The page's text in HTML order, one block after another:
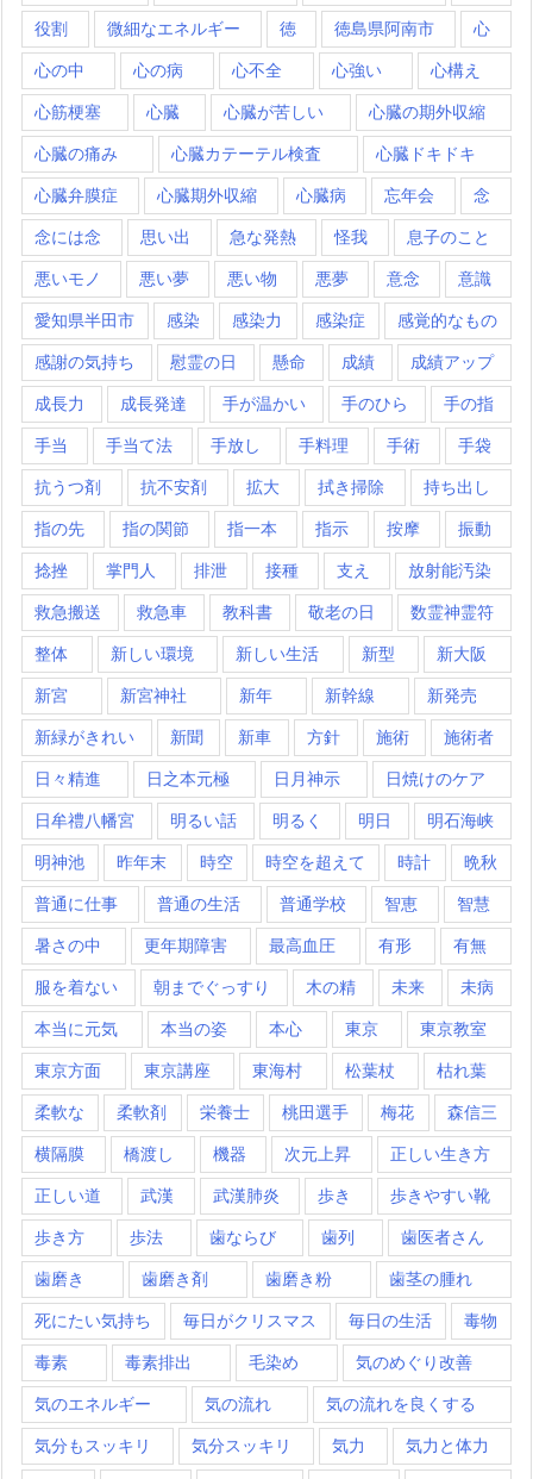
役割 微細なエネルギー 徳 徳島県阿南市 心
心の中 心の病 心不全 心強い 心構え
心筋梗塞 心臓 心臓が苦しい 心臓の期外収縮
心臓の痛み 心臓カテーテル検査 心臓ドキドキ
心臓弁膜症 心臓期外収縮 心臓病 忘年会 念
念には念 思い出 急な発熱 怪我 息子のこと
悪いモノ 悪い夢 悪い物 悪夢 意念 意識
愛知県半田市 感染 感染力 感染症 感覚的なもの
感謝の気持ち 慰霊の日 懸命 成績 成績アップ
成長力 成長発達 手が温かい 手のひら 手の指
手当 手当て法 手放し 手料理 手術 手袋
抗うつ剤 抗不安剤 拡大 拭き掃除 持ち出し
指の先 指の関節 指一本 指示 按摩 振動
捻挫 掌門人 排泄 接種 支え 放射能汚染
救急搬送 救急車 教科書 敬老の日 数霊神霊符
整体 新しい環境 新しい生活 新型 新大阪
新宮 新宮神社 新年 新幹線 新発売
新緑がきれい 新聞 新車 方針 施術 施術者
日々精進 日之本元極 日月神示 日焼けのケア
日牟禮八幡宮 明るい話 明るく 明日 明石海峡
明神池 昨年末 時空 時空を超えて 時計 晩秋
普通に仕事 普通の生活 普通学校 智恵 智慧
暑さの中 更年期障害 最高血圧 有形 有無
服を着ない 朝までぐっすり 木の精 未来 未病
本当に元気 本当の姿 本心 東京 東京教室
東京方面 東京講座 東海村 松葉杖 枯れ葉
柔軟な 柔軟剤 栄養士 桃田選手 梅花 森信三
横隔膜 橋渡し 機器 次元上昇 正しい生き方
正しい道 武漢 武漢肺炎 歩き 歩きやすい靴
歩き方 歩法 歯ならび 歯列 歯医者さん
歯磨き 歯磨き剤 歯磨き粉 歯茎の腫れ
死にたい気持ち 毎日がクリスマス 毎日の生活 毒物
毒素 毒素排出 毛染め 気のめぐり改善
気のエネルギー 気の流れ 気の流れを良くする
気分もスッキリ 気分スッキリ 気力 気力と体力